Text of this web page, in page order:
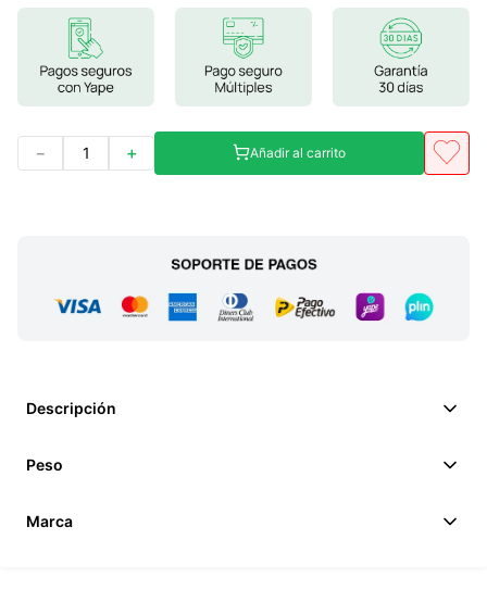
lab nutrition
8.
magnesio
9.
stevia
10. proteina＋
－ Añadir al carrito
Descripción
Peso
Marca